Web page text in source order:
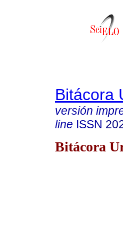
Bitácora
versión
line ISSN
Bitácora